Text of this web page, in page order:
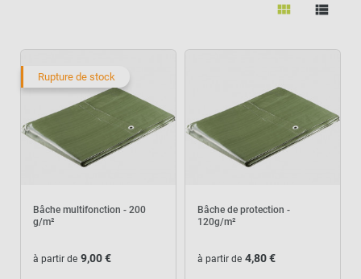
view_module view_list
Rupture de stock
Bâche multifonction - 200
g/m²
à partir de 9,00 €
Bâche de protection -
120g/m²
à partir de 4,80 €